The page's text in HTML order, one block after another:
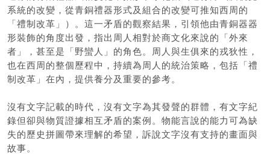
系統的改變，從青銅禮器形式及組合的改變可推知西周的
「禮制改革」）。這一矛盾的觀察結果，引領他由青銅器器
形裝飾的角度出發，指出周人相對於商文化來說的「外來
者」，甚至是「野蠻人」的角色。周人與生俱來的戎狄性，
也在西周的整個歷程中，持續為周人的統治策略，包括「禮
制改革」在內，提供養分及重要的參考。
沒有文字記載的時代，沒有文字為其發聲的群體，有文字紀
錄但卻與物質證據相互矛盾的案例。物能言說的能力可為缺
失的歷史拼圖帶來理解的希望，訴說文字沒有支持的畫面與
故事。